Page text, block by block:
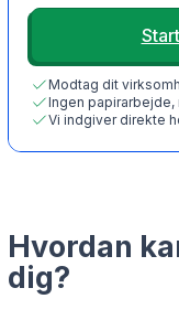
Modtag dit
Ingen
Vi indgiver direkte
Hvordan
dig?